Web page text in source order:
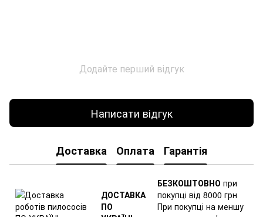
Додайте перший відгук
Написати відгук
Доставка Оплата Гарантія
ДОСТАВКА
ПО
БЕЗКОШТОВНО при
покупці від 8000 грн
При покупці на меншу